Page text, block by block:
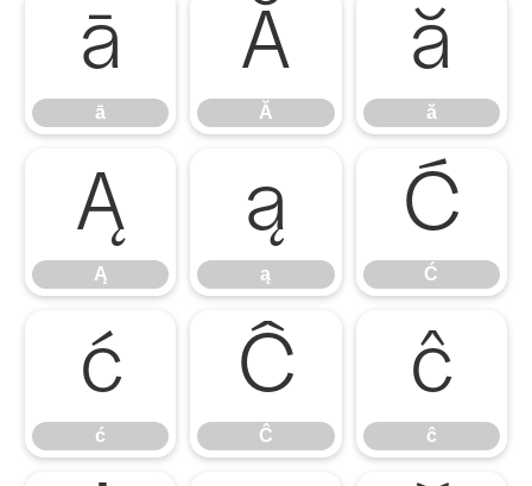
ā
ā
Ă
Ă
ă
ă
Ą
Ą
ą
ą
Ć
Ć
ć
ć
Ĉ
Ĉ
ĉ
ĉ